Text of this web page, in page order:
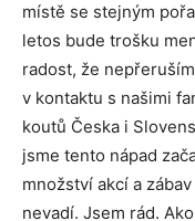
místě se stejným
letos bude trošku
radost, že
v kontaktu s našimi
koutů Česka i
jsme tento nápad
množství akcí a
nevadí. Jsem rád.